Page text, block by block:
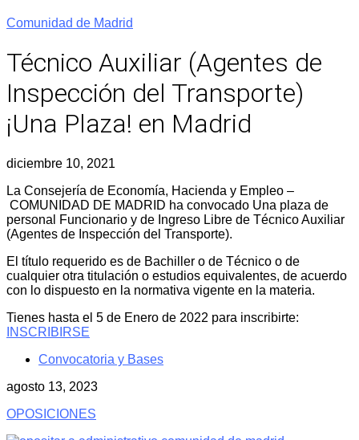
Comunidad de Madrid
Técnico Auxiliar (Agentes de
Inspección del Transporte)
¡Una Plaza! en Madrid
diciembre 10, 2021
La Consejería de Economía, Hacienda y Empleo –
COMUNIDAD DE MADRID ha convocado Una plaza de
personal Funcionario y de Ingreso Libre de Técnico Auxiliar
(Agentes de Inspección del Transporte).
El título requerido es de Bachiller o de Técnico o de
cualquier otra titulación o estudios equivalentes, de acuerdo
con lo dispuesto en la normativa vigente en la materia.
Tienes hasta el 5 de Enero de 2022 para inscribirte:
INSCRIBIRSE
Convocatoria y Bases
agosto 13, 2023
OPOSICIONES